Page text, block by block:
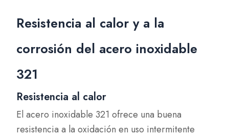
Resistencia al calor y a la
corrosión del acero inoxidable
321
Resistencia al calor
El acero inoxidable 321 ofrece una buena
resistencia a la oxidación en uso intermitente